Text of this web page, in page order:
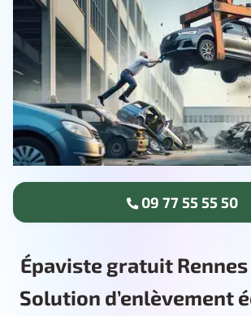
Épaviste gratuit
Solution d’enlèvement
09 77 55 55 50